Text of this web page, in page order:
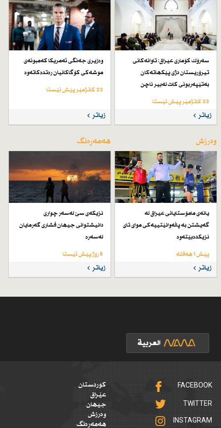
سەرۆك كۆماری عیراق: تاوانەكانی
تیرۆریستان دژی پێكهاتەكان
بەتێپەربونی كات لەبیر ناچن
23 کاتژمێر پێش ئێستا
زیاتر
وەزیری جەنگی ئەمریكا كەمبونەی
موشەكی كۆگاكانیان رەتدەكاتەوە
22 کاتژمێر پێش ئێستا
زیاتر
وەرزش
یانەی مامۆستایانی عیراق لە
گەیشتن بە پاڵەوانێتییەكی موای تای
نزیكدەبێتەوە
پێش 1 هەفتە
زیاتر
هەمەڕەنگ
نزیكەی سێ لەسەر چواری
دانیشتوانی جیهان فشاری گەرمایان
لەسەرە
5 رۆژ پێش ئێستا
زیاتر
FACEBOOK
TWITTER
INSTAGRAM
کوردستان
عێراق
جیهان
وەرزش
هەمەڕەنگ